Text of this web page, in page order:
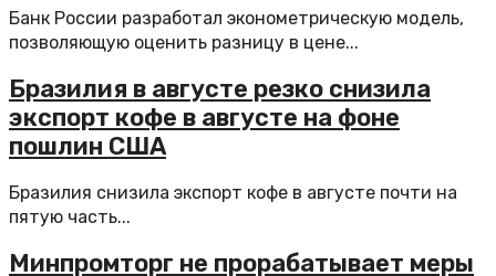
Банк России разработал эконометрическую модель,
позволяющую оценить разницу в цене...
Бразилия в августе резко снизила
экспорт кофе в августе на фоне
пошлин США
Бразилия снизила экспорт кофе в августе почти на
пятую часть...
Минпромторг не прорабатывает меры